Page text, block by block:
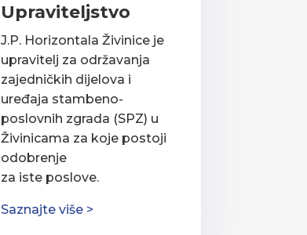
Upraviteljstvo
J.P. Horizontala Živinice je
upravitelj za održavanja
zajedničkih dijelova i
uređaja stambeno-
poslovnih zgrada (SPZ) u
Živinicama za koje postoji
odobrenje
za iste poslove.
Saznajte više >